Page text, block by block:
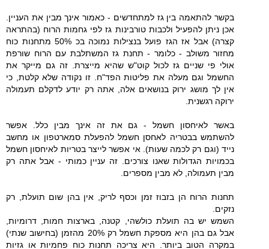
בקשר להתאמה בין גז למתחדשים - כאמור אינך מבין את העניין.
אכן ניתן להפעיל ולכבות טורבינות גז לפי גחמות הרוח (בהתראה
קצרה) אבל אז הגז פועל בנצילות נמוכה בכ 50% מתחנות כוח
מחזור משולב - כלומר - תחנת גז המשתלבת עם הרוח שורפת
אולי פי שניים גז לכול קוט"ש שהיא מייצרת. זה גם מייקר את
החשמל וגם מעלה את פליטות הפד"ח. זו נקודה שלא קלטת, כי
אין לך מושג ירוק בנושאים אלה, אתה רק יודע לדקלם תעמולה
ירוקה רגשנית.
באשר לאיחסון חשמל - גם את זה אינך מבין כלל. אפשר
להשתמש בבטריה לאחסן חשמל להפעלת סמארטפון או מחשב
נייד (וגם רק לכמה שעות). אי אפשר לייצר בטריות לאיחסון חשמל
בכמויות הגדולות שאנו צורכים. זה עניין כמותי - אבל אתה רק
מבין תעמולה, לא מבין מספרים.
תחנות הרוח הן בזבוז זמן וכסף לריק, אין בהן שום תועלת, רק
נזקים.
השמש יש בה תועלת כולשהי, קטנה, בארצות חמות, דרומיות,
אבל גם בהן היא מספקת חשמל רק 20% מהזמן (בחישוב שנתי)
במקרה הטוב ביותר. היא צריכה תחנות כוח פחמיות או גזיות